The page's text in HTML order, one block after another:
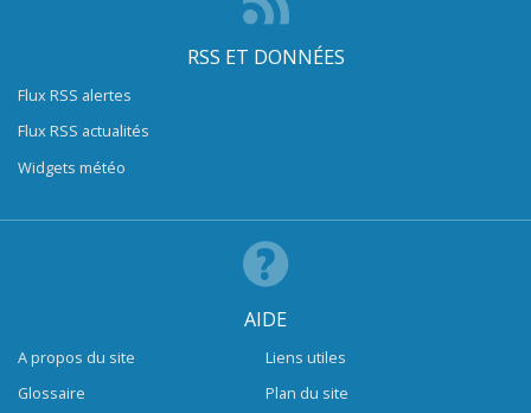
RSS ET DONNÉES
Flux RSS alertes
Flux RSS actualités
Widgets météo
AIDE
A propos du site
Glossaire
Liens utiles
Plan du site